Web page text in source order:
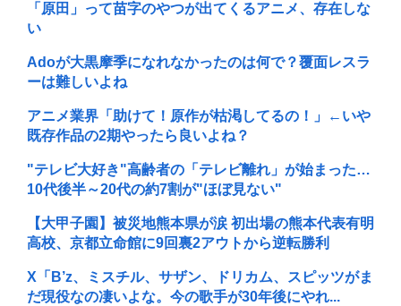
「原田」って苗字のやつが出てくるアニメ、存在しな
い
Adoが大黒摩季になれなかったのは何で？覆面レスラ
ーは難しいよね
アニメ業界「助けて！原作が枯渇してるの！」←いや
既存作品の2期やったら良いよね？
"テレビ大好き"高齢者の「テレビ離れ」が始まった…
10代後半～20代の約7割が"ほぼ見ない"
【大甲子園】被災地熊本県が涙 初出場の熊本代表有明
高校、京都立命館に9回裏2アウトから逆転勝利
X「B’z、ミスチル、サザン、ドリカム、スピッツがま
だ現役なの凄いよな。今の歌手が30年後にやれ...